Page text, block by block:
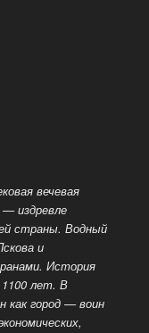
вечевая
— издревле
страны. Водный
и
История
лет. В
как город — воин